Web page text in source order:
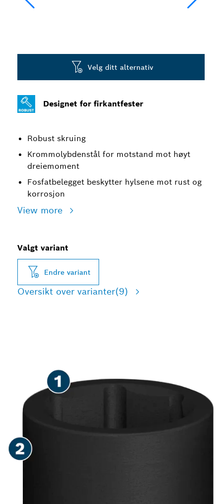
Designet for firkantfester
Robust skruing
Krommolybdenstål for motstand mot høyt
dreiemoment
Fosfatbelegget beskytter hylsene mot rust og
korrosjon
View more
Velg ditt alternativ
Valgt variant
Endre variant
Oversikt over varianter(9)